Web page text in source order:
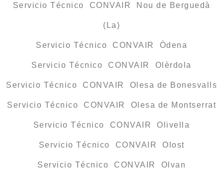
Servicio Técnico CONVAIR Nou de Berguedà
(La)
Servicio Técnico CONVAIR Òdena
Servicio Técnico CONVAIR Olèrdola
Servicio Técnico CONVAIR Olesa de Bonesvalls
Servicio Técnico CONVAIR Olesa de Montserrat
Servicio Técnico CONVAIR Olivella
Servicio Técnico CONVAIR Olost
Servicio Técnico CONVAIR Olvan